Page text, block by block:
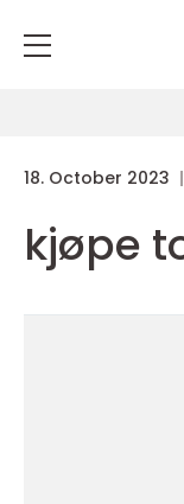
18. October 2023
kjøpe